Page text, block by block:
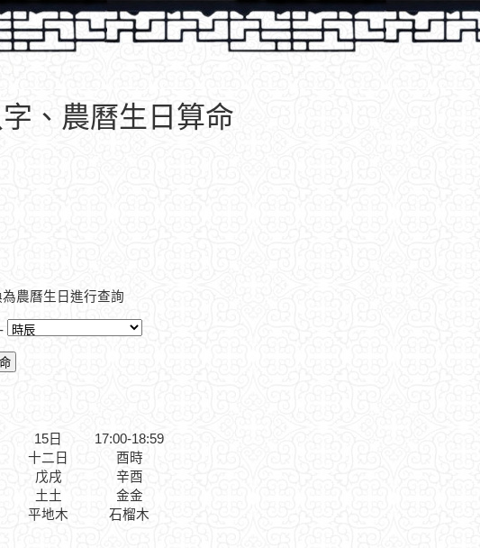
、農曆生日算命
農曆生日進行查詢
-
15日
17:00-18:59
十二日
酉時
戊戌
辛酉
土土
平地木
金金
石榴木